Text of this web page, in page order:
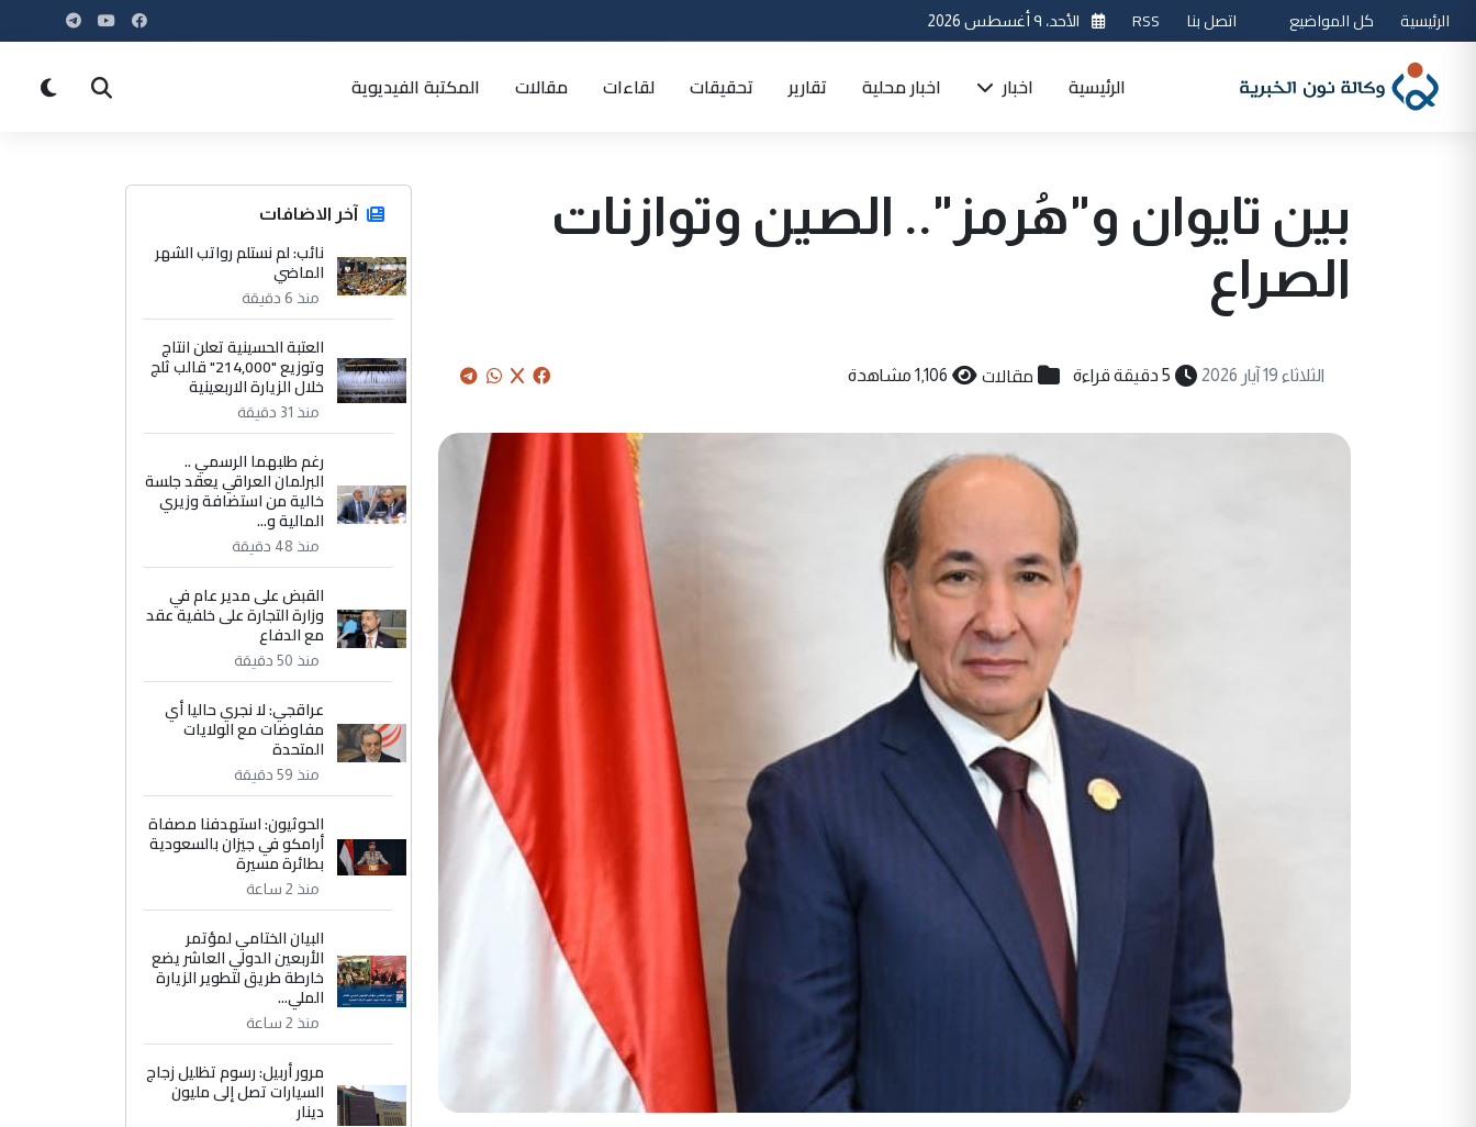
الرئيسية كل المواضيع اتصل بنا RSS الأحد، ٩ أغسطس 2026
الرئيسية اخبار اخبار محلية تقارير تحقيقات لقاءات مقالات المكتبة الفيديوية
بين تايوان و"هُرمز".. الصين وتوازنات
الصراع
الثلاثاء 19 آيار 2026 5 دقيقة قراءة مقالات 1,106 مشاهدة
آخر الاضافات
نائب: لم نستلم رواتب الشهر
الماضي
منذ 6 دقيقة
العتبة الحسينية تعلن انتاج
وتوزيع "214,000" قالب ثلج
خلال الزيارة الاربعينية
منذ 31 دقيقة
رغم طلبهما الرسمي ..
البرلمان العراقي يعقد جلسة
خالية من استضافة وزيري
المالية و...
منذ 48 دقيقة
القبض على مدير عام في
وزارة التجارة على خلفية عقد
مع الدفاع
منذ 50 دقيقة
عراقجي: لا نجري حاليا أي
مفاوضات مع الولايات
المتحدة
منذ 59 دقيقة
الحوثيون: استهدفنا مصفاة
أرامكو في جيزان بالسعودية
بطائرة مسيرة
منذ 2 ساعة
البيان الختامي لمؤتمر
الأربعين الدولي العاشر يضع
خارطة طريق لتطوير الزيارة
الملي...
منذ 2 ساعة
مرور أربيل: رسوم تظليل زجاج
السيارات تصل إلى مليون
دينار